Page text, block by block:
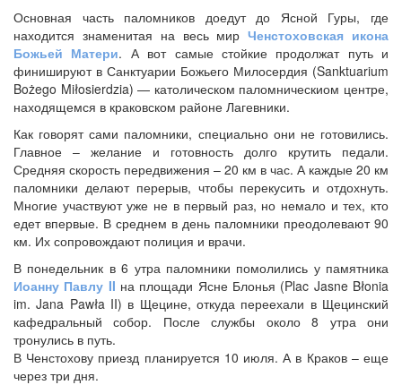
Основная часть паломников доедут до Ясной Гуры, где
находится знаменитая на весь мирЧенстоховская икона
Божьей Матери. А вот самые стойкие продолжат путь и
финишируют в Санктуарии Божьего Милосердия (Sanktuarium
Bożego Miłosierdzia) — католическом паломническиом центре,
находящемся в краковском районе Лагевники.
Как говорят сами паломники, специально они не готовились.
Главное – желание и готовность долго крутить педали.
Средняя скорость передвижения – 20 км в час. А каждые 20 км
паломники делают перерыв, чтобы перекусить и отдохнуть.
Многие участвуют уже не в первый раз, но немало и тех, кто
едет впервые. В среднем в день паломники преодолевают 90
км. Их сопровождают полиция и врачи.
В понедельник в 6 утра паломники помолились у памятника
Иоанну Павлу II на площади Ясне Блонья (Plac Jasne Błonia
im. Jana Pawła II) в Щецине, откуда переехали в Щецинский
кафедральный собор. После службы около 8 утра они
тронулись в путь.
В Ченстохову приезд планируется 10 июля. А в Краков – еще
через три дня.